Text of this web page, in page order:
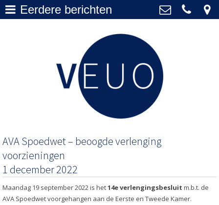
>
VEUO
+31 20 577 1010
secretariaat@veuo.nl
Eerdere berichten
AVA Spoedwet – beoogde verlenging
voorzieningen
1 december 2022
Maandag 19 september 2022 is het14e verlengingsbesluit m.b.t. de
AVA Spoedwet voorgehangen aan de Eerste en Tweede Kamer.